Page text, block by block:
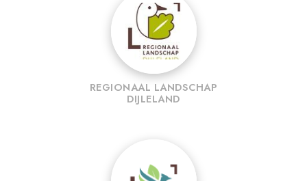
REGIONAAL LANDSCHAP
DIJLELAND